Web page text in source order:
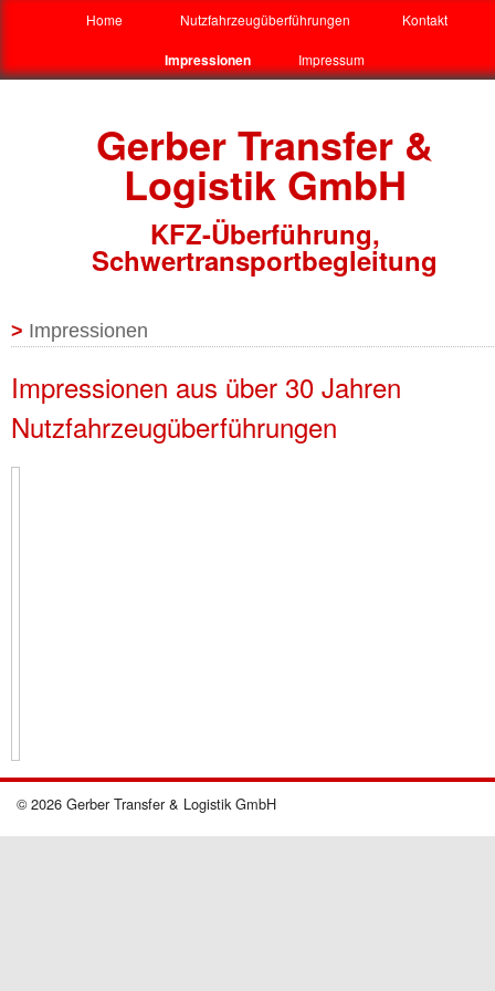
Home Nutzfahrzeugüberführungen Kontakt
Impressionen Impressum
Gerber Transfer &
Logistik GmbH
KFZ-Überführung,
Schwertransportbegleitung
> Impressionen
Impressionen aus über 30 Jahren
Nutzfahrzeugüberführungen
© 2026 Gerber Transfer & Logistik GmbH